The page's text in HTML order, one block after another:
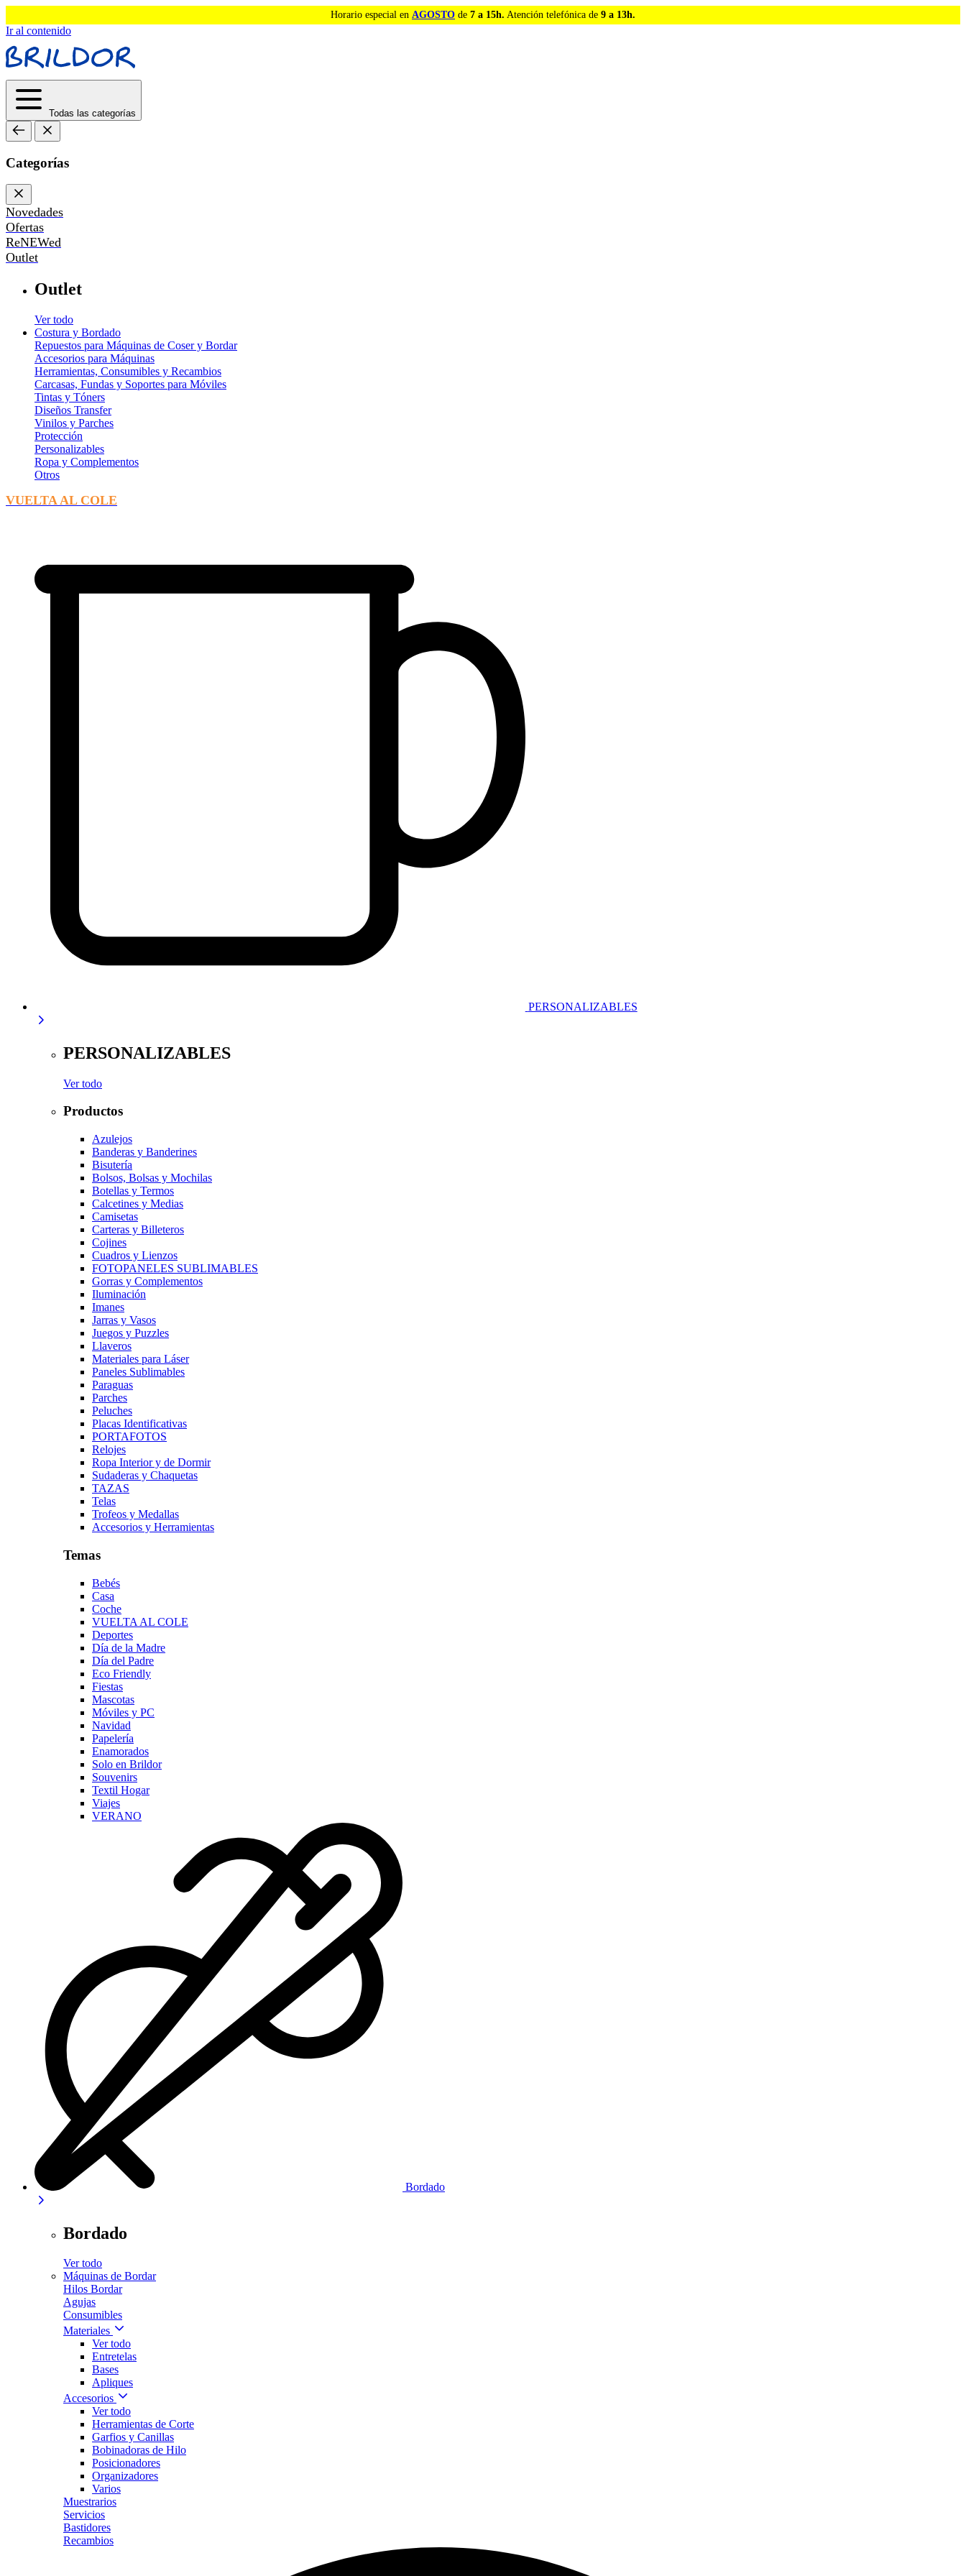
Horario especial en AGOSTO de 7 a 15h. Atención telefónica de 9 a 13h.
Ir al contenido
Todas las categorías
Categorías
Novedades
Ofertas
ReNEWed
Outlet
Outlet
Ver todo
Costura y Bordado
Repuestos para Máquinas de Coser y Bordar
Accesorios para Máquinas
Herramientas, Consumibles y Recambios
Carcasas, Fundas y Soportes para Móviles
Tintas y Tóners
Diseños Transfer
Vinilos y Parches
Protección
Personalizables
Ropa y Complementos
Otros
VUELTA AL COLE
PERSONALIZABLES
PERSONALIZABLES
Ver todo
Productos
Azulejos
Banderas y Banderines
Bisutería
Bolsos, Bolsas y Mochilas
Botellas y Termos
Calcetines y Medias
Camisetas
Carteras y Billeteros
Cojines
Cuadros y Lienzos
FOTOPANELES SUBLIMABLES
Gorras y Complementos
Iluminación
Imanes
Jarras y Vasos
Juegos y Puzzles
Llaveros
Materiales para Láser
Paneles Sublimables
Paraguas
Parches
Peluches
Placas Identificativas
PORTAFOTOS
Relojes
Ropa Interior y de Dormir
Sudaderas y Chaquetas
TAZAS
Telas
Trofeos y Medallas
Accesorios y Herramientas
Temas
Bebés
Casa
Coche
VUELTA AL COLE
Deportes
Día de la Madre
Día del Padre
Eco Friendly
Fiestas
Mascotas
Móviles y PC
Navidad
Papelería
Enamorados
Solo en Brildor
Souvenirs
Textil Hogar
Viajes
VERANO
Bordado
Bordado
Ver todo
Máquinas de Bordar
Hilos Bordar
Agujas
Consumibles
Materiales
Ver todo
Entretelas
Bases
Apliques
Accesorios
Ver todo
Herramientas de Corte
Garfios y Canillas
Bobinadoras de Hilo
Posicionadores
Organizadores
Varios
Muestrarios
Servicios
Bastidores
Recambios